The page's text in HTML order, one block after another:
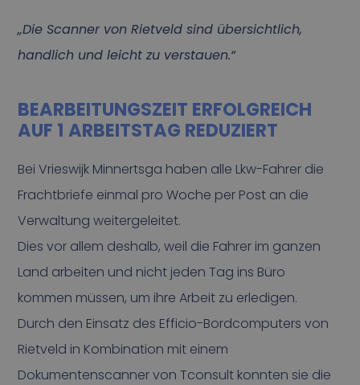
„Die Scanner von Rietveld sind übersichtlich,
handlich und leicht zu verstauen.“
BEARBEITUNGSZEIT ERFOLGREICH
AUF 1 ARBEITSTAG REDUZIERT
Bei Vrieswijk Minnertsga haben alle Lkw-Fahrer die
Frachtbriefe einmal pro Woche per Post an die
Verwaltung weitergeleitet.
Dies vor allem deshalb, weil die Fahrer im ganzen
Land arbeiten und nicht jeden Tag ins Büro
kommen müssen, um ihre Arbeit zu erledigen.
Durch den Einsatz des Efficio-Bordcomputers von
Rietveld in Kombination mit einem
Dokumentenscanner von Tconsult konnten sie die